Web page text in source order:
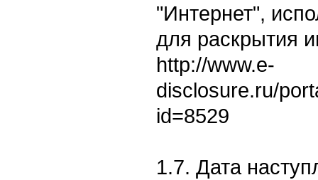
"Интернет",
для раскрытия
http://www.e-
disclosure.ru/
id=8529
1.7. Дата